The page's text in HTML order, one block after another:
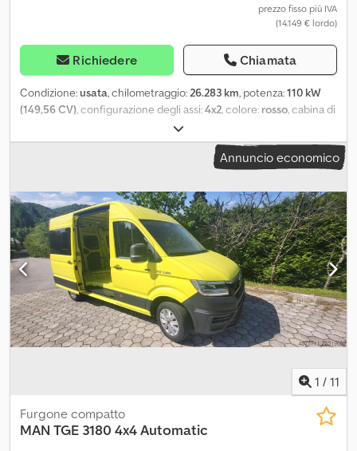
decorazione: rovere scuro (Mooreiche). TV 40" sulla parete del
con zanzariera e tende oscuranti. 2 prese + interruttore luce nel
mobile cucina a destra, 2 prese sotto la zona sedute, 1 presa nel
con cavo adattatore. Due batterie ausiliarie per la zona abitativa
con caricabatteria installato fisso. Impianto climatizzazione Daikin
con funzione riscaldamento. 1 telecamera nel vano cavalli e 1
telecamera per la retromarcia. Ganci per reti da fieno. Gancio
traino a sfera, presa per telecamera di sorveglianza rimorchio per
Versione resistente al freddo semplificata.
prezzo fisso più IVA
(14.149 € lordo)
Richiedere Chiamata
Condizione:usata, chilometraggio:26.283 km, potenza:110 kW
(149,56 CV), configurazione degli assi:4x2, colore: rosso, cabina di
, tipo di ingranaggio:
emissione:Euro 3, sospensione:aria, larghezza totale:23.500 mm,
, Anno di produzione:2005,
richieste relative al veicolo è a vostra disposizione il Sig. Seidel
(tel. LE 9.150 4x2 BB veicolo attrezzato. Cruise control, freno
motore, ABS/ASR/ESP, bloccaggio del differenziale, fari alogeni,
lampeggianti, trombe pneumatiche, profilo pneumatici: 1° asse 9-
10mm, 2° asse 16mm, peso totale consentito: 9.500 kg. Su richiesta,
vi presentiamo un'offerta di leasing o finanziamento. Il Sig. Seidel
(tel. ) sarà lieto di assistervi. Ulteriori informazioni sono disponibili
sul nostro sito web. Dedpfoyfpnyox Anrsck ... Salvo errori,
modifiche e vendita intermedia! ESP Cabina: distribuzione locale
= Ulteriori informazioni = Sospensioni: sospensioni pneumatiche
Annuncio economico
1 / 11
Furgone compatto
MAN TGE 3180 4x4 Automatic